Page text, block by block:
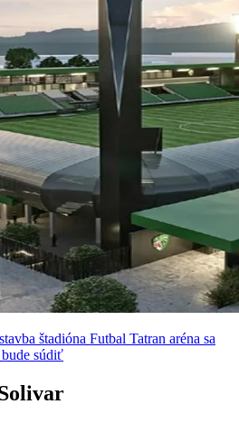
štadióna Futbal Tatran aréna sa
bude súdiť